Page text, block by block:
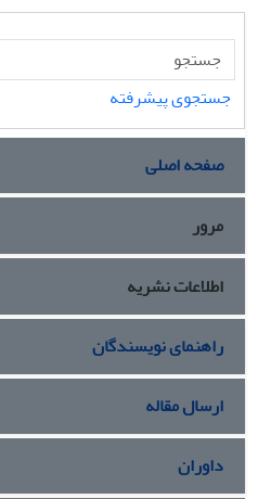
جستجوی پیشرفته
صفحه اصلی
مرور
اطلاعات نشریه
راهنمای نویسندگان
ارسال مقاله
داوران